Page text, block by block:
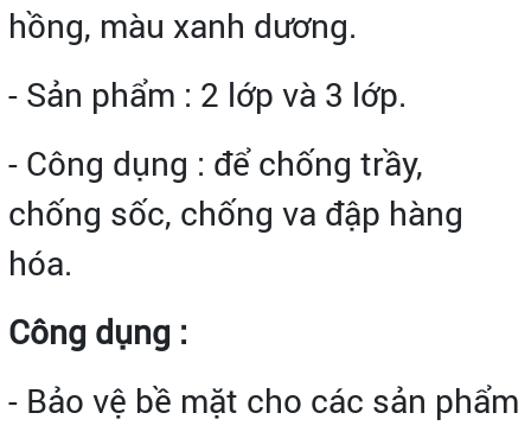
hồng, màu xanh dương.
- Sản phẩm : 2 lớp và 3 lớp.
- Công dụng : để chống trầy,
chống sốc, chống va đập hàng
hóa.
Công dụng :
- Bảo vệ bề mặt cho các sản phẩm